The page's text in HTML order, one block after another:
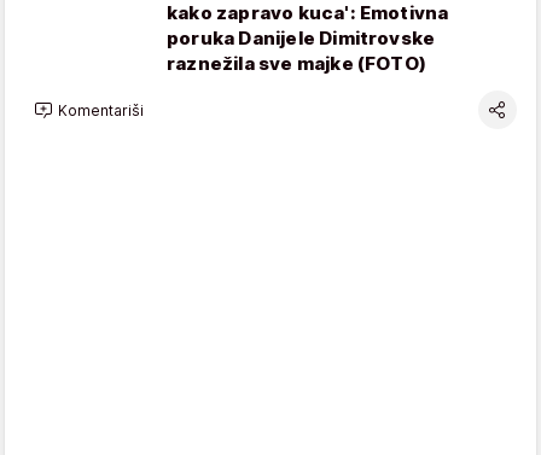
kako zapravo kuca': Emotivna
poruka Danijele Dimitrovske
raznežila sve majke (FOTO)
Komentariši